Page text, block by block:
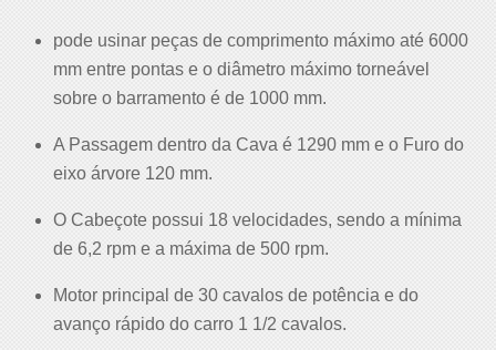
pode usinar peças de comprimento máximo até 6000
mm entre pontas e o diâmetro máximo torneável
sobre o barramento é de 1000 mm.
A Passagem dentro da Cava é 1290 mm e o Furo do
eixo árvore 120 mm.
O Cabeçote possui 18 velocidades, sendo a mínima
de 6,2 rpm e a máxima de 500 rpm.
Motor principal de 30 cavalos de potência e do
avanço rápido do carro 1 1/2 cavalos.